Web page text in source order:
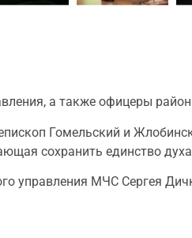
а также офицеры
Гомельский и
сохранить единство
управления МЧС Сергея